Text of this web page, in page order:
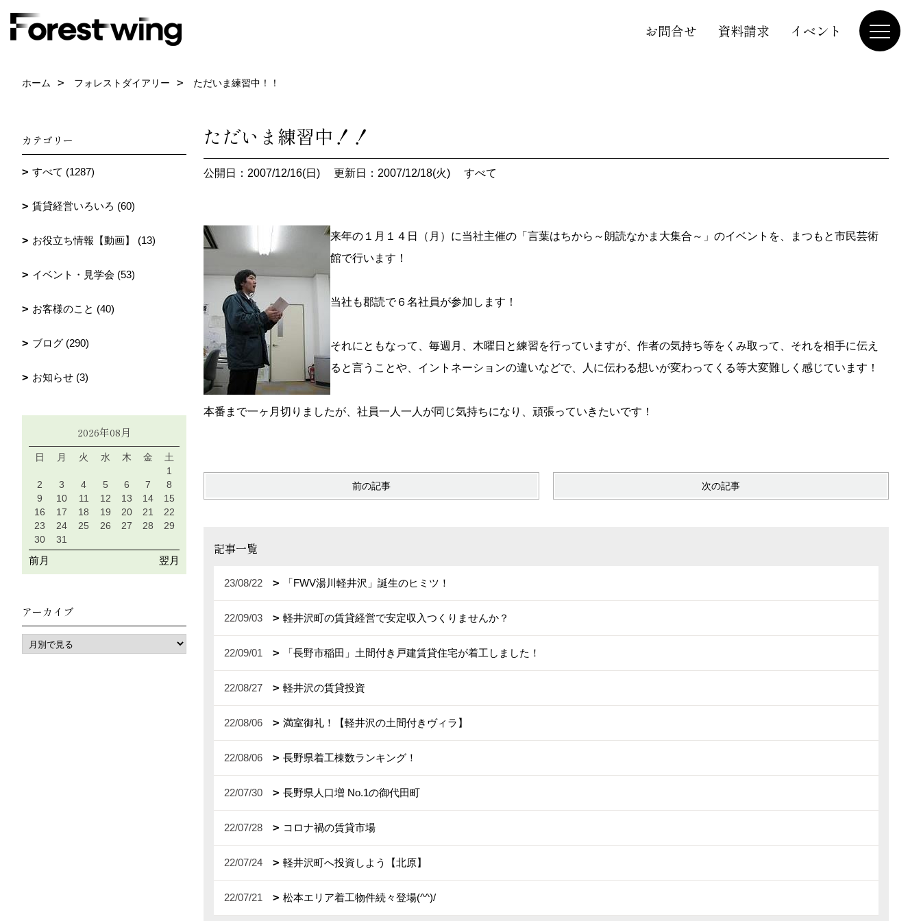
お問合せ 資料請求 イベント
ホーム フォレストダイアリー ただいま練習中！！
ただいま練習中！！
公開日：2007/12/16(日) 更新日：2007/12/18(火) すべて
来年の１月１４日（月）に当社主催の「言葉はちから～朗読なかま大集合～」のイベントを、まつもと市民芸術
館で行います！
当社も郡読で６名社員が参加します！
それにともなって、毎週月、木曜日と練習を行っていますが、作者の気持ち等をくみ取って、それを相手に伝え
ると言うことや、イントネーションの違いなどで、人に伝わる想いが変わってくる等大変難しく感じています！
本番まで一ヶ月切りましたが、社員一人一人が同じ気持ちになり、頑張っていきたいです！
前の記事 次の記事
記事一覧
23/08/22 「FWV湯川軽井沢」誕生のヒミツ！
22/09/03 軽井沢町の賃貸経営で安定収入つくりませんか？
22/09/01 「長野市稲田」土間付き戸建賃貸住宅が着工しました！
22/08/27 軽井沢の賃貸投資
22/08/06 満室御礼！【軽井沢の土間付きヴィラ】
22/08/06 長野県着工棟数ランキング！
22/07/30 長野県人口増 No.1の御代田町
22/07/28 コロナ禍の賃貸市場
22/07/24 軽井沢町へ投資しよう【北原】
22/07/21 松本エリア着工物件続々登場(^^)/
カテゴリー
すべて (1287)
賃貸経営いろいろ (60)
お役立ち情報【動画】 (13)
イベント・見学会 (53)
お客様のこと (40)
ブログ (290)
お知らせ (3)
2026年08月
日 月 火 水 木 金
土
1
2
3 4 5 6 7
8
9
10 11 12 13 14
15
16
17 18 19 20 21
22
23
24 25 26 27 28
29
30
31
前月 翌月
アーカイブ